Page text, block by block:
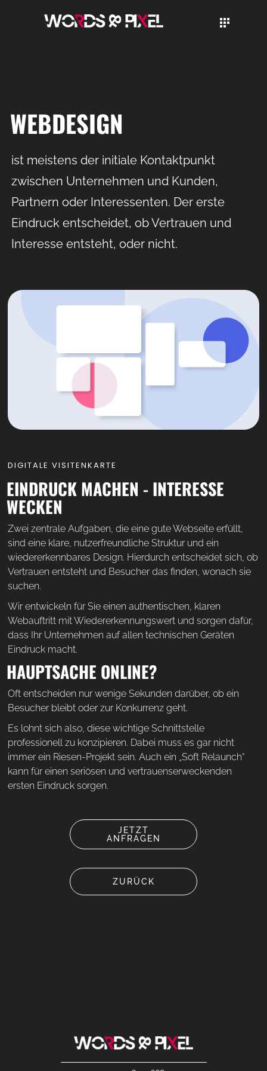
WEBDESIGN
ist meistens der initiale Kontaktpunkt
zwischen Unternehmen und Kunden,
Partnern oder Interessenten. Der erste
Eindruck entscheidet, ob Vertrauen und
Interesse entsteht, oder nicht.
DIGITALE VISITENKARTE
EINDRUCK MACHEN - INTERESSE
WECKEN
Zwei zentrale Aufgaben, die eine gute Webseite erfüllt,
sind eine klare, nutzerfreundliche Struktur und ein
wiedererkennbares Design. Hierdurch entscheidet sich, ob
Vertrauen entsteht und Besucher das finden, wonach sie
suchen.
Wir entwickeln für Sie einen authentischen, klaren
Webauftritt mit Wiedererkennungswert und sorgen dafür,
dass Ihr Unternehmen auf allen technischen Geräten
Eindruck macht.
HAUPTSACHE ONLINE?
Oft entscheiden nur wenige Sekunden darüber, ob ein
Besucher bleibt oder zur Konkurrenz geht.
Es lohnt sich also, diese wichtige Schnittstelle
professionell zu konzipieren. Dabei muss es gar nicht
immer ein Riesen-Projekt sein. Auch ein „Soft Relaunch“
kann für einen seriösen und vertrauenserweckenden
ersten Eindruck sorgen.
JETZT
ANFRAGEN
ZURÜCK